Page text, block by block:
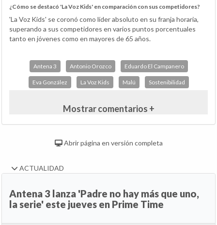
¿Cómo se destacó 'La Voz Kids' en comparación con sus competidores?
'La Voz Kids' se coronó como líder absoluto en su franja horaria,
superando a sus competidores en varios puntos porcentuales
tanto en jóvenes como en mayores de 65 años.
Antena 3 Antonio Orozco Eduardo El Campanero
Eva González La Voz Kids Malú Sostenibilidad
Mostrar comentarios +
Abrir página en versión completa
ACTUALIDAD
Antena 3 lanza 'Padre no hay más que uno,
la serie' este jueves en Prime Time